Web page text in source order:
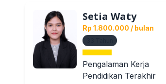
Setia Waty
Rp 1.800.000 / bulan
Pengalaman Kerja
Pendidikan Terakhir